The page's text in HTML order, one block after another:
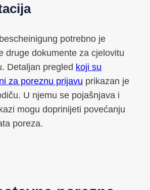
potrebno je
druge dokumente za cjelovitu
Detaljan pregled koji su
za poreznu prijavu prikazan je
U njemu se pojašnjava i
mogu doprinijeti povećanju
poreza.